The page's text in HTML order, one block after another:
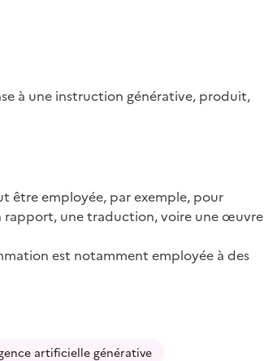
à une instruction générative, produit,
être employée, par exemple, pour
rapport, une traduction, voire une œuvre
est notamment employée à des
artificielle générative